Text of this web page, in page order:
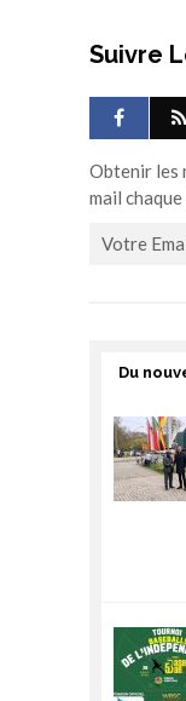
Suivre
Obtenir les
mail
Du